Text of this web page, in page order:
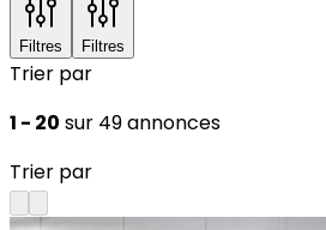
Filtres Filtres
Trier par
1 - 20 sur 49 annonces
Trier par